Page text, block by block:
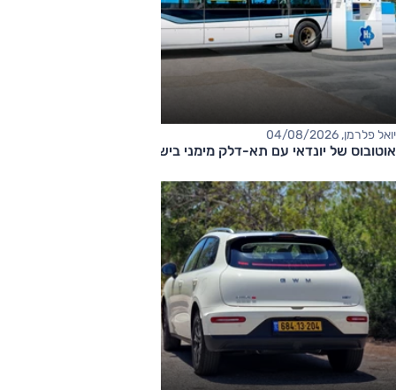
יואל פלרמן, 04/08/2026
אוטובוס של יונדאי עם תא-דלק מימני בישראל